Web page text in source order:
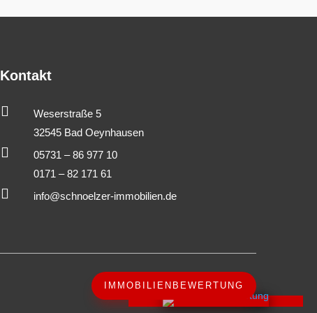
Kontakt

Weserstraße 5
32545 Bad Oeynhausen

05731 – 86 977 10
0171 – 82 171 61
 info@schnoelzer-immobilien.de
IMMOBILIENBEWERTUNG